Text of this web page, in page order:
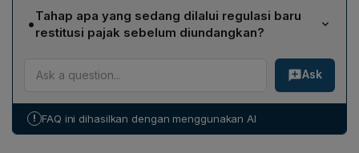
sehingga mereka dapat memperoleh pengembalian
dana secara lebih cepat.
Menurut Menteri Keuangan Purbaya Yudhi Sadewa,
aturan dalam bentuk RPMK tersebut ditargetkan mulai
berlaku pada 1 Mei 2026.
•Tahap apa yang sedang dilalui regulasi baru
restitusi pajak sebelum diundangkan?
Saat ini regulasi masih berada pada tahap harmonisasi
lintas kementerian, yaitu proses koordinasi antar
lembaga untuk menyelaraskan isi peraturan sebelum
Ask
! FAQ ini dihasilkan dengan menggunakan AI